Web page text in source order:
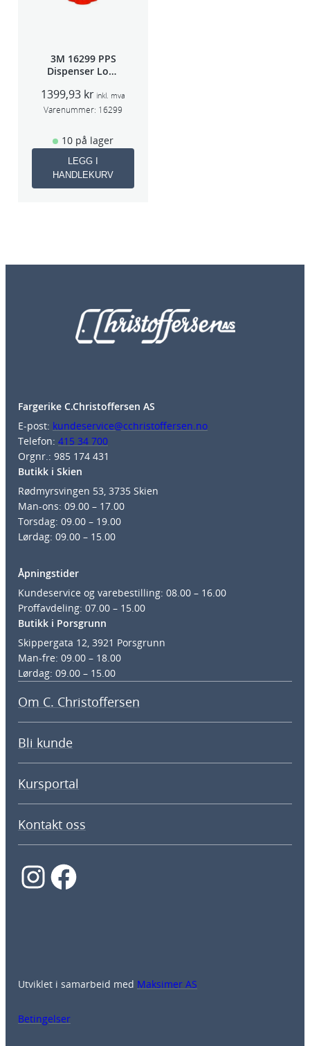
3M 16299 PPS
Dispenser Lokk
Midi)
1399,93 kr inkl. mva
Varenummer: 16299
10 på lager
LEGG I
HANDLEKURV
Fargerike C.Christoffersen AS
E-post: kundeservice@cchristoffersen.no
Telefon: 415 34 700
Orgnr.: 985 174 431
Butikk i Skien
Rødmyrsvingen 53, 3735 Skien
Man-ons: 09.00 – 17.00
Torsdag: 09.00 – 19.00
Lørdag: 09.00 – 15.00
Åpningstider
Kundeservice og varebestilling: 08.00 – 16.00
Proffavdeling: 07.00 – 15.00
Butikk i Porsgrunn
Skippergata 12, 3921 Porsgrunn
Man-fre: 09.00 – 18.00
Lørdag: 09.00 – 15.00
Om C. Christoffersen
Bli kunde
Kursportal
Kontakt oss
InstagramFacebook
Utviklet i samarbeid med Maksimer AS
Betingelser